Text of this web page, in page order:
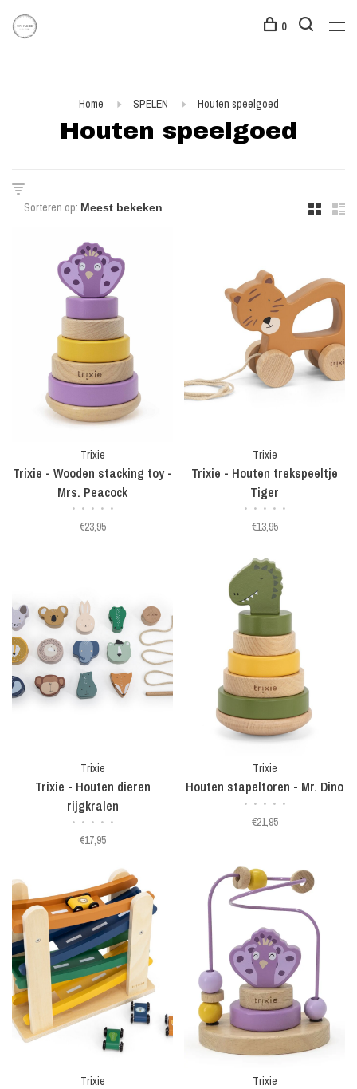
0
Home SPELEN Houten speelgoed
Houten speelgoed
Sorteren op:
Trixie
Trixie - Wooden stacking toy -
Mrs. Peacock
• • • • •
€23,95
Trixie
Trixie - Houten trekspeeltje
Tiger
• • • • •
€13,95
Trixie
Trixie - Houten dieren
rijgkralen
• • • • •
€17,95
Trixie
Houten stapeltoren - Mr. Dino
• • • • •
€21,95
Trixie Trixie